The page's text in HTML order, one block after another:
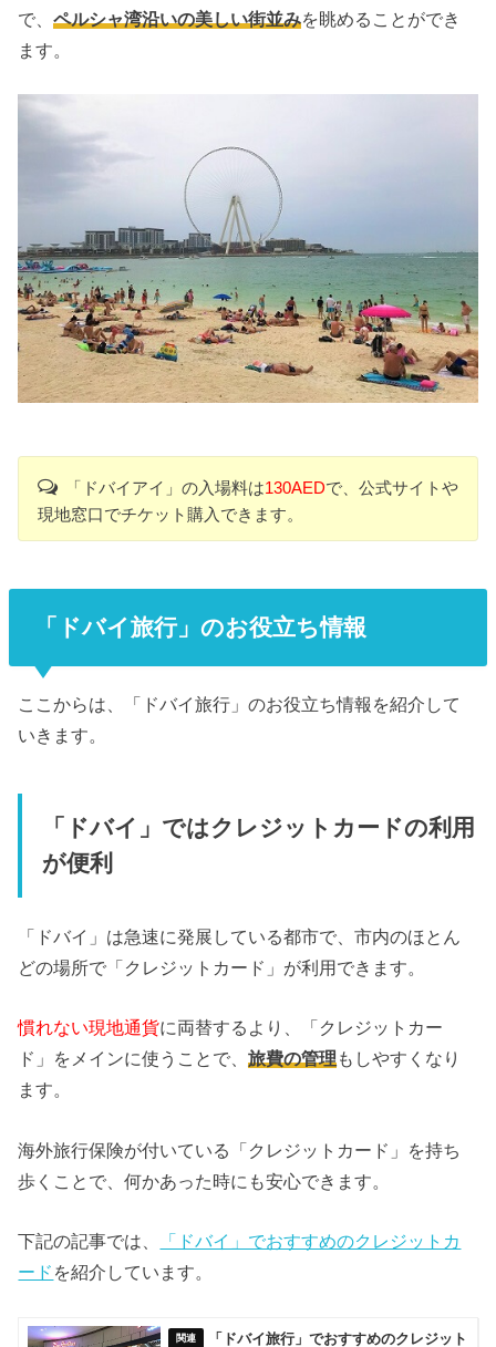
で、ペルシャ湾沿いの美しい街並みを眺めることができ
ます。
「ドバイアイ」の入場料は130AEDで、公式サイトや
現地窓口でチケット購入できます。
「ドバイ旅行」のお役立ち情報
ここからは、「ドバイ旅行」のお役立ち情報を紹介して
いきます。
「ドバイ」ではクレジットカードの利用
が便利
「ドバイ」は急速に発展している都市で、市内のほとん
どの場所で「クレジットカード」が利用できます。
慣れない現地通貨に両替するより、「クレジットカー
ド」をメインに使うことで、旅費の管理もしやすくなり
ます。
海外旅行保険が付いている「クレジットカード」を持ち
歩くことで、何かあった時にも安心できます。
下記の記事では、
「ドバイ」でおすすめのクレジットカ
ード を紹介しています。
「ドバイ旅行」でおすすめのクレジット